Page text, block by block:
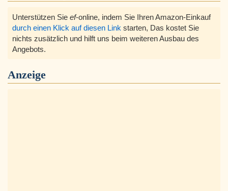
Unterstützen Sie ef-online, indem Sie Ihren Amazon-Einkauf
durch einen Klick auf diesen Link starten, Das kostet Sie
nichts zusätzlich und hilft uns beim weiteren Ausbau des
Angebots.
Anzeige